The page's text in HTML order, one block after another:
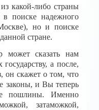
какой-либо страны
в поиске надежного
но и поиске
стране.
может сказать нам
а после,
он скажет о том, что
законы, и Вы теперь
пошлины. Именно
затаможкой,